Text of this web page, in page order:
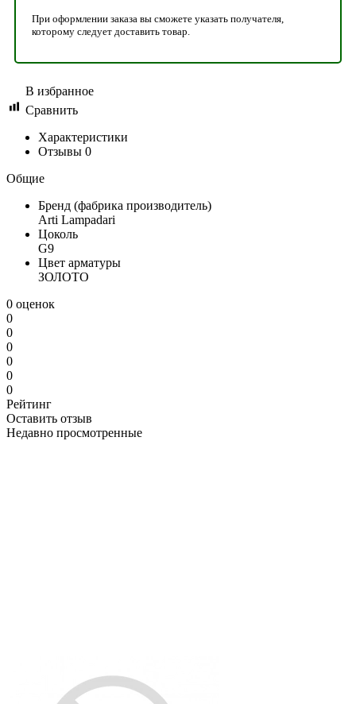
При оформлении заказа вы сможете указать получателя,
которому следует доставить товар.
В избранное
Сравнить
Характеристики
Отзывы 0
Общие
Бренд (фабрика производитель)
Arti Lampadari
Цоколь
G9
Цвет арматуры
ЗОЛОТО
0 оценок
0
0
0
0
0
0
Рейтинг
Оставить отзыв
Недавно просмотренные